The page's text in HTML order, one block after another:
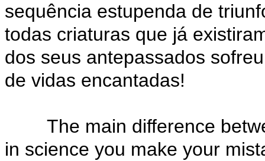
sequência estupenda de
todas criaturas que já
dos seus antepassados
de vidas encantadas!
The main difference
in science you make your